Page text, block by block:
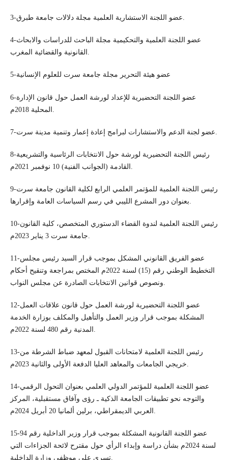
3-عضو اللجنة الاستشارية العلمية مجلة دلالات جامعة طبرق.
4-عضو اللجنة العلمية والتحكيمية مجلة الباحث للدراسات والابحاث
القانونية والقضائية المغرب.
5-عضو هيئة التحرير مجلة جامعة سرت للعلوم الإنسانية
6-عضو اللجنة التحضيرية للإعداد لورشة العمل حول قانون الإدارة
8-رئيس اللجنة التحضيرية لورشة حول الانتخابات الرئاسية والتشريعية
9-رئيس اللجنة العلمية للمؤتمر العلمي الرابع لكلية القانون جامعة سرت
10-رئيس اللجنة العلمية لندوة القضاء الدستوري المتخصص، كلية القانون
11-عضو الفريق القانوني المشكل بموجب قرار السيد رئيس مجلس
التخطيط الوطني رقم (15) لسنة 2022م المختص بمراجعة وتنقيح أحكام
12-عضو اللجنة التحضيرية لورشة العمل حول قانون علاقات العمل
المشكلة بموجب قرار وزير العمل والتأهيل والمكلف بوزارة الخدمة
13-رئيس اللجنة العلمية لامتحانات القبول لمعهد ضباط الشرطة من
14-عضو اللجنة العلمية للمؤتمر الدولي العلمي بعنوان التحول الرقمي
والتوجه نحو تطبيقات الجامعة الذكية ـ رؤى وآفاق مستقبلية، المركز
15-عضو اللجنة القانونية المشكلة بموجب قرار وزير الداخلية رقم 94
لسنة 2024م بشأن دراسة وإبداء الرأي حول مقترح لائحة الجزاءات التي
تسري على موظفي وزارة الداخلية.